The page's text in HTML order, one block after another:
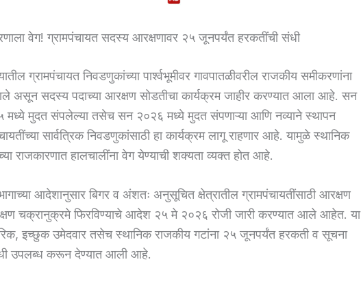
वेग! ग्रामपंचायत सदस्य आरक्षणावर २५ जूनपर्यंत हरकतींची संधी
ग्रामपंचायत निवडणुकांच्या पार्श्वभूमीवर गावपातळीवरील राजकीय समीकरणांना
असून सदस्य पदाच्या आरक्षण सोडतीचा कार्यक्रम जाहीर करण्यात आला आहे. सन
मध्ये मुदत संपलेल्या तसेच सन २०२६ मध्ये मुदत संपणाऱ्या आणि नव्याने स्थापन
सार्वत्रिक निवडणुकांसाठी हा कार्यक्रम लागू राहणार आहे. यामुळे स्थानिक
राजकारणात हालचालींना वेग येण्याची शक्यता व्यक्त होत आहे.
आदेशानुसार बिगर व अंशतः अनुसूचित क्षेत्रातील ग्रामपंचायतींसाठी आरक्षण
चक्रानुक्रमे फिरविण्याचे आदेश २५ मे २०२६ रोजी जारी करण्यात आले आहेत. या
इच्छुक उमेदवार तसेच स्थानिक राजकीय गटांना २५ जूनपर्यंत हरकती व सूचना
उपलब्ध करून देण्यात आली आहे.